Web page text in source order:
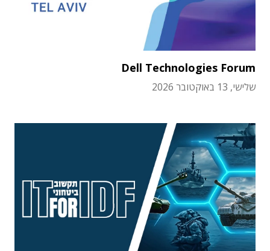
Dell Technologies Forum
שלישי, 13 באוקטובר 2026